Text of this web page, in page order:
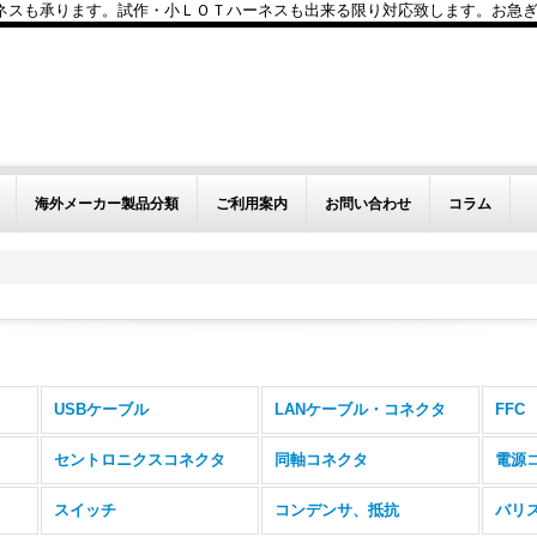
も承ります。試作・小ＬＯＴハーネスも出来る限り対応致します。お急
海外メーカー製品分類 ご利用案内 お問い合わせ コラム
USBケーブル LANケーブル・コネクタ FFC
セントロニクスコネクタ 同軸コネクタ 電源
スイッチ コンデンサ、抵抗 バリ